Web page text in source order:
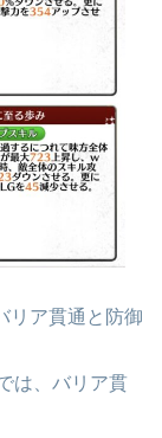
リア貫通と防御
は、バリア貫